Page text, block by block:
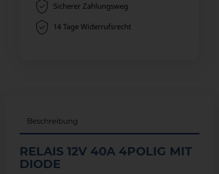
Sicherer Zahlungsweg
14 Tage Widerrufsrecht
Beschreibung
RELAIS 12V 40A 4POLIG MIT
DIODE